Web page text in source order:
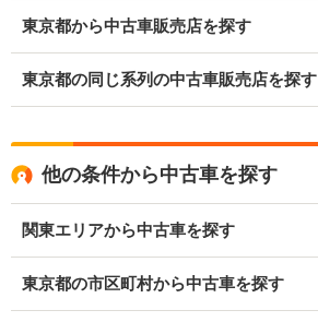
東京都から中古車販売店を探す
東京都の同じ系列の中古車販売店を探す
他の条件から中古車を探す
関東エリアから中古車を探す
東京都の市区町村から中古車を探す